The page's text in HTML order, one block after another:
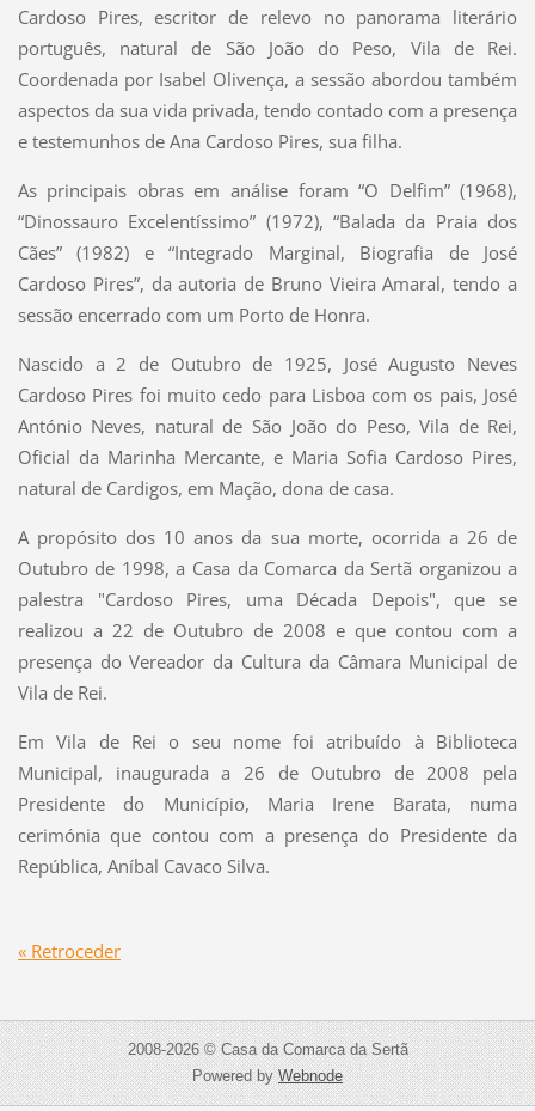
Cardoso Pires, escritor de relevo no panorama literário
português, natural de São João do Peso, Vila de Rei.
Coordenada por Isabel Olivença, a sessão abordou também
aspectos da sua vida privada, tendo contado com a presença
e testemunhos de Ana Cardoso Pires, sua filha.
As principais obras em análise foram “O Delfim” (1968),
“Dinossauro Excelentíssimo” (1972), “Balada da Praia dos
Cães” (1982) e “Integrado Marginal, Biografia de José
Cardoso Pires”, da autoria de Bruno Vieira Amaral, tendo a
sessão encerrado com um Porto de Honra.
Nascido a 2 de Outubro de 1925, José Augusto Neves
Cardoso Pires foi muito cedo para Lisboa com os pais, José
António Neves, natural de São João do Peso, Vila de Rei,
Oficial da Marinha Mercante, e Maria Sofia Cardoso Pires,
natural de Cardigos, em Mação, dona de casa.
A propósito dos 10 anos da sua morte, ocorrida a 26 de
Outubro de 1998, a Casa da Comarca da Sertã organizou a
palestra "Cardoso Pires, uma Década Depois", que se
realizou a 22 de Outubro de 2008 e que contou com a
presença do Vereador da Cultura da Câmara Municipal de
Vila de Rei.
Em Vila de Rei o seu nome foi atribuído à Biblioteca
Municipal, inaugurada a 26 de Outubro de 2008 pela
Presidente do Município, Maria Irene Barata, numa
cerimónia que contou com a presença do Presidente da
República, Aníbal Cavaco Silva.
« Retroceder
2008-2026 © Casa da Comarca da Sertã
Powered byWebnode